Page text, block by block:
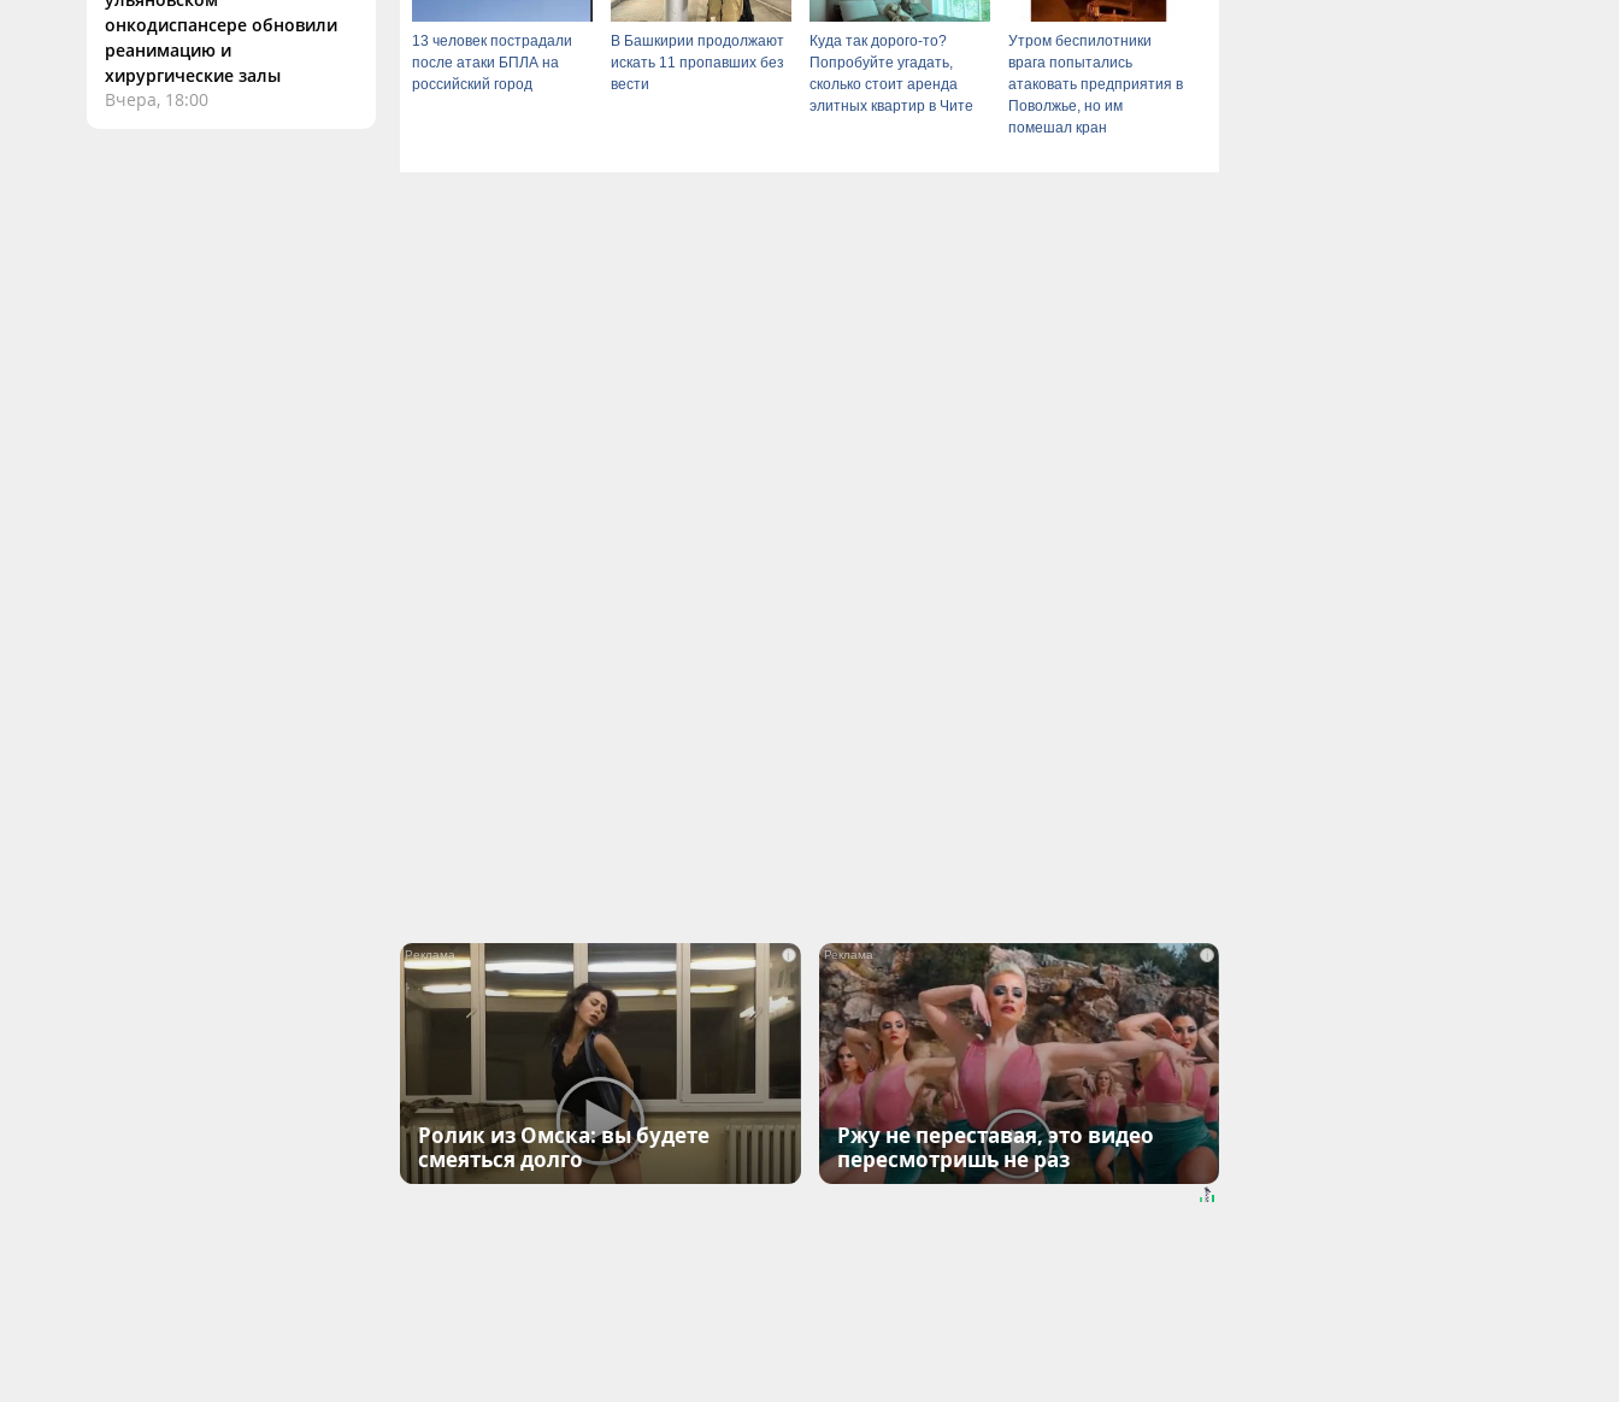
онкодиспансере обновили
реанимацию и
хирургические залы
Вчера, 18:00
13 человек пострадали
после атаки БПЛА на
российский город
В Башкирии продолжают
искать 11 пропавших без
вести
Куда так дорого-то?
Попробуйте угадать,
сколько стоит аренда
элитных квартир в Чите
Утром беспилотники
врага попытались
атаковать предприятия в
Поволжье, но им
помешал кран
i
Ролик из Омска: вы будете
смеяться долго
i
Ржу не переставая, это видео
пересмотришь не раз